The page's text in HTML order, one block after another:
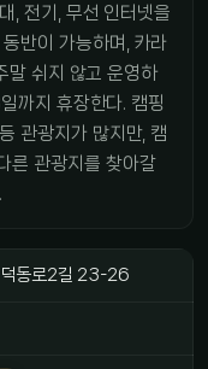
, 전기, 무선 인터넷을
반이 가능하며, 카라
말 쉬지 않고 운영하
까지 휴장한다. 캠핑
관광지가 많지만, 캠
른 관광지를 찾아갈
덕동로2길 23-26